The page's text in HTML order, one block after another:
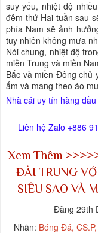
suy yếu, nhiệt độ
đêm thứ Hai tuần sau
phía Nam sẽ ảnh
tuy nhiên không mưa
Nói chung, nhiệt độ
miền Trung và miền
Bắc và miền Đông chủ
ấm và mang theo áo
Nhà cái uy tín hàng
Liên hệ Zalo +886
Xem Thêm
ĐÀI TRUNG
SIÊU SAO VÀ
Đăng 29th
Nhãn: Bóng Đá CS.P